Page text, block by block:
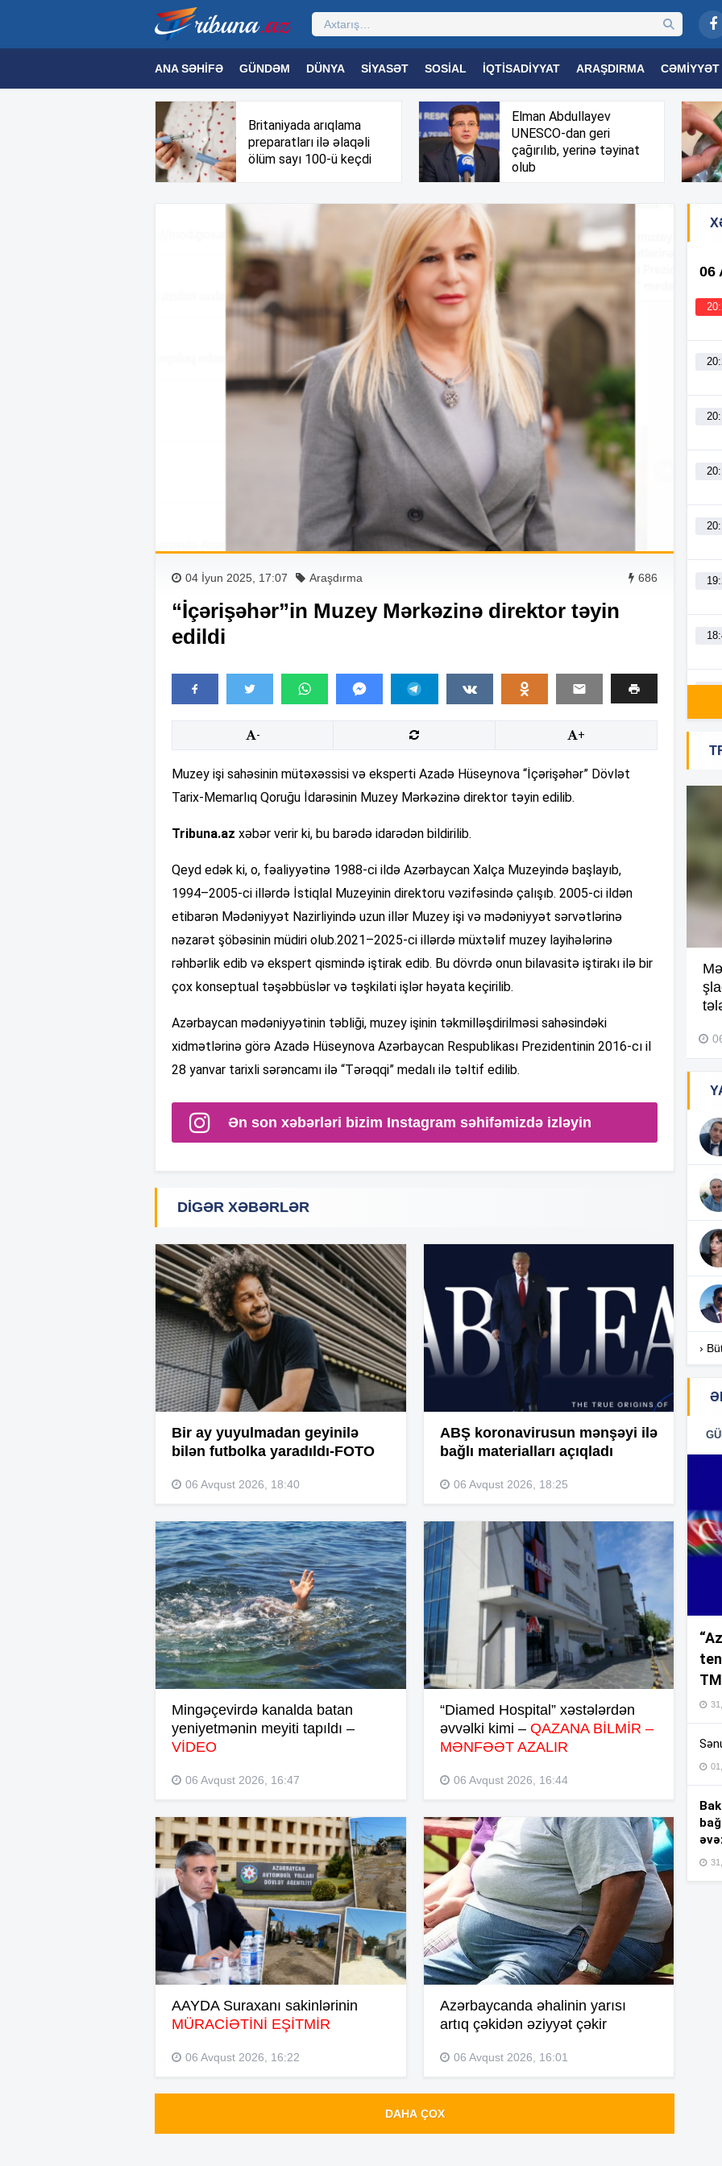
ANA SƏHIFƏ GÜNDƏM DÜNYA SIYASƏT SOSIAL İQTISADIYYAT ARAŞDIRMA CƏMIYYƏT
MƏDƏNIYYƏT TƏHSIL SAĞLAMLIQ MARAQLI TRIBUNA TV
Britaniyada arıqlama
preparatları ilə əlaqəli
ölüm sayı 100-ü keçdi
Elman Abdullayev
UNESCO-dan geri
çağırılıb, yerinə təyinat
olub
04 İyun 2025, 17:07 Araşdırma 686
“İçərişəhər”in Muzey Mərkəzinə direktor təyin
edildi
- +
Muzey işi sahəsinin mütəxəssisi və eksperti Azadə Hüseynova “İçərişəhər” Dövlət
Tarix-Memarlıq Qoruğu İdarəsinin Muzey Mərkəzinə direktor təyin edilib.
Tribuna.az xəbər verir ki, bu barədə idarədən bildirilib.
Qeyd edək ki, o, fəaliyyətinə 1988-ci ildə Azərbaycan Xalça Muzeyində başlayıb,
1994–2005-ci illərdə İstiqlal Muzeyinin direktoru vəzifəsində çalışıb. 2005-ci ildən
etibarən Mədəniyyət Nazirliyində uzun illər Muzey işi və mədəniyyət sərvətlərinə
nəzarət şöbəsinin müdiri olub.2021–2025-ci illərdə müxtəlif muzey layihələrinə
rəhbərlik edib və ekspert qismində iştirak edib. Bu dövrdə onun bilavasitə iştirakı ilə bir
çox konseptual təşəbbüslər və təşkilati işlər həyata keçirilib.
Azərbaycan mədəniyyətinin təbliği, muzey işinin təkmilləşdirilməsi sahəsindəki
xidmətlərinə görə Azadə Hüseynova Azərbaycan Respublikası Prezidentinin 2016-cı il
28 yanvar tarixli sərəncamı ilə “Tərəqqi” medalı ilə təltif edilib.
Ən son xəbərləri bizim Instagram səhifəmizdə izləyin
DIGƏR XƏBƏRLƏR
Bir ay yuyulmadan geyinilə
bilən futbolka yaradıldı-FOTO
06 Avqust 2026, 18:40
ABŞ koronavirusun mənşəyi ilə
bağlı materialları açıqladı
06 Avqust 2026, 18:25
Mingəçevirdə kanalda batan
yeniyetmənin meyiti tapıldı –
VİDEO
06 Avqust 2026, 16:47
“Diamed Hospital” xəstələrdən
əvvəlki kimi – QAZANA BİLMİR –
MƏNFƏƏT AZALIR
06 Avqust 2026, 16:44
AAYDA Suraxanı sakinlərinin
MÜRACİƏTİNİ EŞİTMİR
06 Avqust 2026, 16:22
Azərbaycanda əhalinin yarısı
artıq çəkidən əziyyət çəkir
06 Avqust 2026, 16:01
DAHA ÇOX
06
Kompleksdə faciə: 2 yaşlı
uşaq hovuzda boğuldu –
29 İyul 2026, 16:21
›